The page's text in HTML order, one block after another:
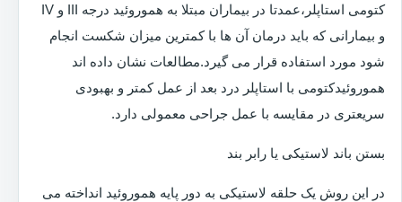
کتومی استاپلر،عمدتا در بیماران مبتلا به هموروئید درجه III و IV
و بیمارانی که باید درمان آن ها با کمترین میزان شکست انجام
شود مورد استفاده قرار می گیرد.مطالعات نشان داده اند
هموروئیدکتومی با استاپلر درد بعد از عمل کمتر و بهبودی
سریعتری در مقایسه با عمل جراحی معمولی دارد.
بستن باند لاستیکی یا رابر بند
در این روش یک حلقه لاستیکی به دور پایه هموروئید انداخته می